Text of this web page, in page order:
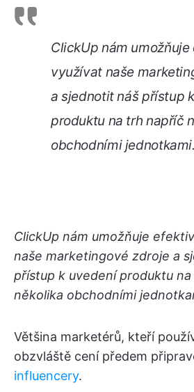
ClickUp nám
využívat naše
a sjednotit náš přístup
produktu na trh napříč
obchodními jednotkami.
ClickUp nám umožňuje
naše marketingové zdroje a
přístup k uvedení produktu
několika obchodními
Většina marketérů, kteří
obzvláště cení předem
influencery.